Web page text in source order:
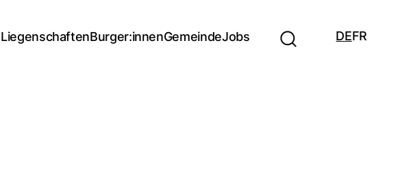
LiegenschaftenBurger:innenGemeindeJobs DEFR